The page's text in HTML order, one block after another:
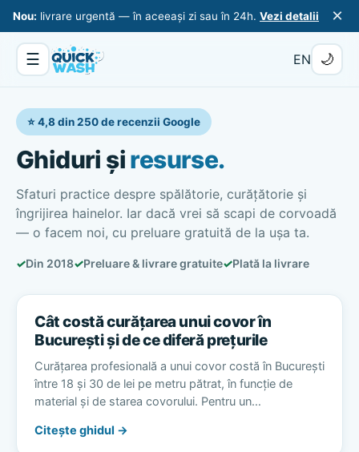
Nou: livrare urgentă — în aceeași zi sau în 24h. Vezi detalii ×
☰ EN 🌙
⭐ 4,8 din 250 de recenzii Google
Ghiduri șiresurse.
Sfaturi practice despre spălătorie, curățătorie și
îngrijirea hainelor. Iar dacă vrei să scapi de corvoadă
— o facem noi, cu preluare gratuită de la ușa ta.
✓Din 2018✓Preluare & livrare gratuite✓Plată la livrare
Cât costă curățarea unui covor în
București și de ce diferă prețurile
Curățarea profesională a unui covor costă în București
între 18 și 30 de lei pe metru pătrat, în funcție de
material și de starea covorului. Pentru un…
Citește ghidul →